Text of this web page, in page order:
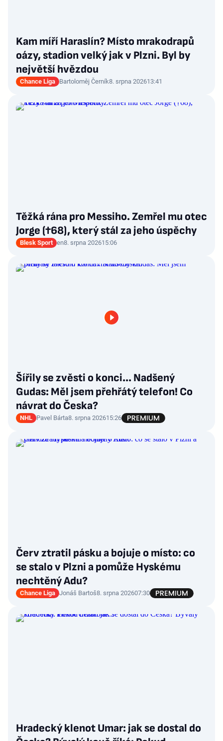
Kam míří Haraslín? Místo mrakodrapů
oázy, stadion velký jak v Plzni. Byl by
největší hvězdou
Chance Liga Bartoloměj Černík8. srpna 202613:41
Těžká rána pro Messiho. Zemřel mu otec
Jorge (†68), který stál za jeho úspěchy
Blesk Sport en8. srpna 202615:06
Šířily se zvěsti o konci... Nadšený
Gudas: Měl jsem přehřátý telefon! Co
návrat do Česka?
NHL Pavel Bárta8. srpna 202615:26
Červ ztratil pásku a bojuje o místo: co
se stalo v Plzni a pomůže Hyskému
nechtěný Adu?
Chance Liga Jonáš Bartoš8. srpna 202607:30
Hradecký klenot Umar: jak se dostal do